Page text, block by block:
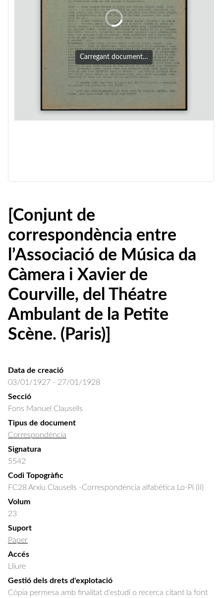
Carregant document…
[Conjunt de
correspondència entre
l’Associació de Música da
Càmera i Xavier de
Courville, del Théatre
Ambulant de la Petite
Scène. (Paris)]
Data de creació
03/01/1927 - 27/01/1928
Secció
Fons Manuel Clausells
Tipus de document
Correspondència
Signatura
5542
Codi Topogràfic
FC28 Arxiu Clausells -Correspondència alfabètica Lo-Pi (II)
Volum
23
Suport
Paper
Accés
Lliure
Gestió dels drets d'explotació
Còpia permesa amb finalitat d'estudi o recerca citant la font